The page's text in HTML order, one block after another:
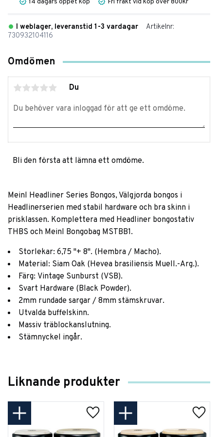
I weblager, leveranstid 1-3 vardagar
Artikelnr
730932104116
Omdömen
Du
Bli den första att lämna ett omdöme.
Meinl Headliner Series Bongos, Välgjorda bongos i
Headlinerserien med stabil hardware och bra skinn i
prisklassen. Komplettera med Headliner bongostativ
THBS och Meinl Bongobag MSTBB1.
Storlekar: 6,75 "+ 8". (Hembra / Macho).
Material: Siam Oak (Hevea brasiliensis Muell.-Arg.).
Färg: Vintage Sunburst (VSB).
Svart Hardware (Black Powder).
2mm rundade sargar / 8mm stämskruvar.
Utvalda buffelskinn.
Massiv träblockanslutning.
Stämnyckel ingår.
Liknande produkter